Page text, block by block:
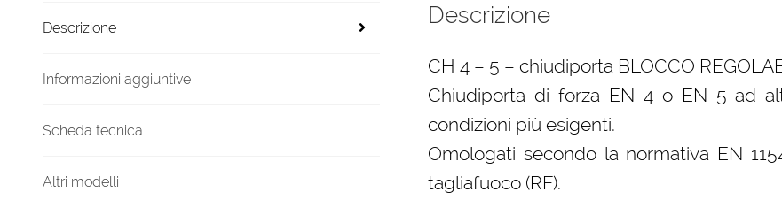
Descrizione
Informazioni aggiuntive
Scheda tecnica
Altri modelli
Descrizione
CH 4 – 5 – chiudiporta BLOCCO
Chiudiporta di forza EN 4 o EN 5 ad
condizioni più esigenti.
Omologati secondo la normativa EN
tagliafuoco (RF).